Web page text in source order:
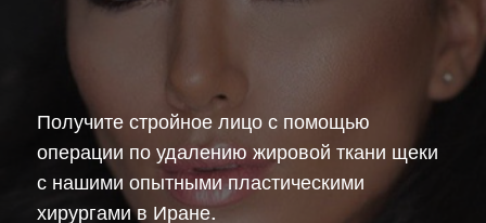
Получите стройное лицо с помощью
операции по удалению жировой ткани щеки
с нашими опытными пластическими
хирургами в Иране.
Описание